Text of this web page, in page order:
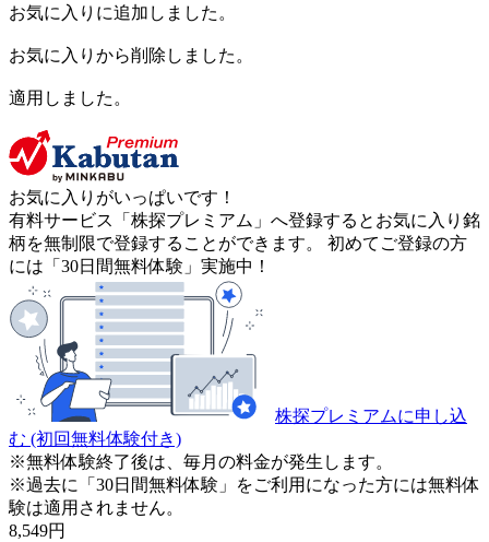
お気に入りに追加しました。
お気に入りから削除しました。
適用しました。
お気に入りがいっぱいです！
有料サービス「株探プレミアム」へ登録するとお気に入り銘
柄を無制限で登録することができます。 初めてご登録の方
には「30日間無料体験」実施中！
株探プレミアムに申し込
む (初回無料体験付き)
※無料体験終了後は、毎月の料金が発生します。
※過去に「30日間無料体験」をご利用になった方には無料体
験は適用されません。
8,549円